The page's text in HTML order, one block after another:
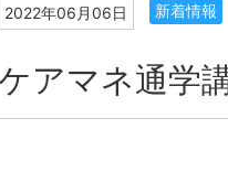
2022年06月06日 新着情報
ケアマネ通学